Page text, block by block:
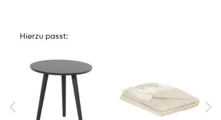
Hierzu passt: